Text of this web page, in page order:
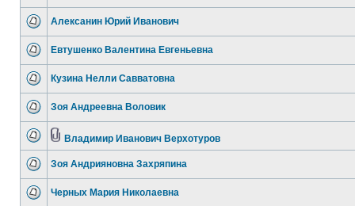
Алексанин Юрий Иванович
Евтушенко Валентина Евгеньевна
Кузина Нелли Савватовна
Зоя Андреевна Воловик
Владимир Иванович Верхотуров
Зоя Андрияновна Захряпина
Черных Мария Николаевна